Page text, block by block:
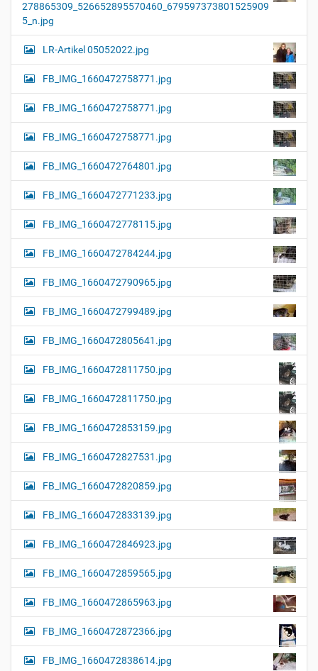
278865309_526652895570460_679597373801525909
5_n.jpg
LR-Artikel 05052022.jpg
FB_IMG_1660472758771.jpg
FB_IMG_1660472758771.jpg
FB_IMG_1660472758771.jpg
FB_IMG_1660472764801.jpg
FB_IMG_1660472771233.jpg
FB_IMG_1660472778115.jpg
FB_IMG_1660472784244.jpg
FB_IMG_1660472790965.jpg
FB_IMG_1660472799489.jpg
FB_IMG_1660472805641.jpg
FB_IMG_1660472811750.jpg
FB_IMG_1660472811750.jpg
FB_IMG_1660472853159.jpg
FB_IMG_1660472827531.jpg
FB_IMG_1660472820859.jpg
FB_IMG_1660472833139.jpg
FB_IMG_1660472846923.jpg
FB_IMG_1660472859565.jpg
FB_IMG_1660472865963.jpg
FB_IMG_1660472872366.jpg
FB_IMG_1660472838614.jpg